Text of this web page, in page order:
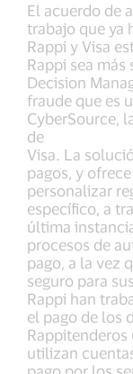
El acuerdo de
trabajo que ya
Rappi y Visa
Rappi sea más
Decision
fraude que es
CyberSource,
de
Visa. La
pagos, y
personalizar
específico, a
última
procesos de
pago, a la vez
seguro para
Rappi han
el pago de los
Rappitenderos
utilizan